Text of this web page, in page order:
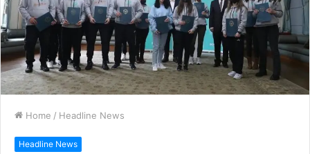
Home / Headline News
Headline News